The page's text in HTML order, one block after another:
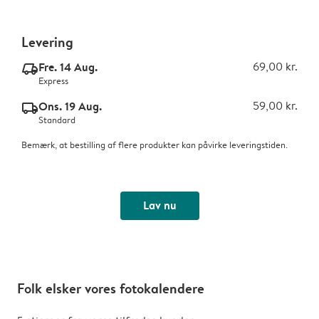
Levering
delivery_express_v2Fre. 14 Aug. 69,00 kr.
Express
delivery_standard_v2Ons. 19 Aug. 59,00 kr.
Standard
Bemærk, at bestilling af flere produkter kan påvirke leveringstiden.
Lav nu
Folk elsker vores fotokalendere